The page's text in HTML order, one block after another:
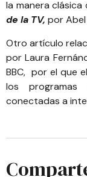
la manera clásica
de la TV, por Abel
Otro artículo
por Laura
BBC, por el que
los
conectadas a